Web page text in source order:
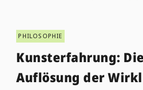
PHILOSOPHIE
Kunsterfahrung: Die
Auflösung der